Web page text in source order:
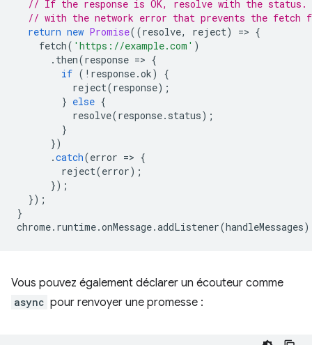
// If the response is OK, resolve with the
// with the network error that prevents the fetch
return new Promise((resolve, reject) => {
fetch( 'https://example.com' )
. then(response => {
if ( ! response.ok)
{
reject(response);
} else {
resolve(response. status);
}
})
.catch(error => {
reject(error);
});
});
}
chrome. runtime.onMessage.addListener(handleMessages
Vous pouvez également déclarer un écouteur comme
async pour renvoyer une promesse :